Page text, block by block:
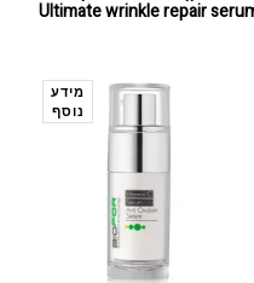
Ultimate wrinkle repair
מידע
נוסף